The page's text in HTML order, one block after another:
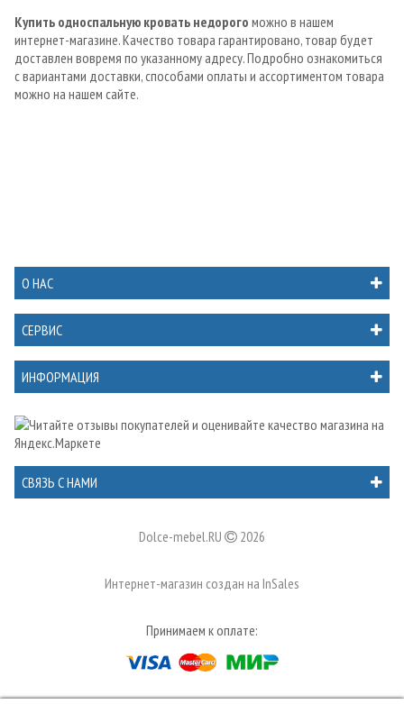
Купить односпальную кровать недорого можно в нашем
интернет-магазине. Качество товара гарантировано, товар будет
доставлен вовремя по указанному адресу. Подробно ознакомиться
с вариантами доставки, способами оплаты и ассортиментом товара
можно на нашем сайте.
О НАС
СЕРВИС
ИНФОРМАЦИЯ
СВЯЗЬ С НАМИ
Dolce-mebel.RU 2026
Интернет-магазин создан на InSales
Принимаем к оплате: